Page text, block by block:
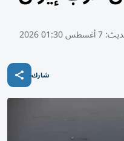
7 أغسطس 01:30 2026
شارك